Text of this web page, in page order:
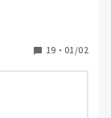
先生がほとん
19 ・ 01/02